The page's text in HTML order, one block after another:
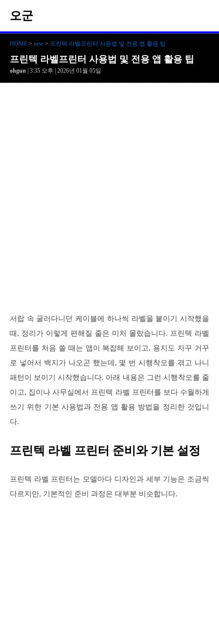
오군
HOME > new > 프린텍 라벨프린터 사용법 및 전용 앱 활용 팁
프린텍 라벨프린터 사용법 및 전용 앱 활용 팁
ohgun | 3:35 오후 | 2026년 01월 05일
서랍 속 굴러다니던 케이블에 하나씩 라벨을 붙이기 시작했을
때, 정리가 이렇게 편해질 줄은 미처 몰랐습니다. 프린텍 라벨
프린터를 처음 쓸 때는 앱이 복잡해 보이고, 용지도 자꾸 거꾸
로 넣어서 백지가 나오곤 했는데, 몇 번 시행착오를 겪고 나니
패턴이 보이기 시작했습니다. 아래 내용은 그런 시행착오를 줄
이고, 집이나 사무실에서 프린텍 라벨 프린터를 보다 수월하게
쓰기 위한 기본 사용법과 전용 앱 활용 방법을 정리한 것입니
다.
프린텍 라벨 프린터 준비와 기본 설정
프린텍 라벨 프린터는 모델마다 디자인과 세부 기능은 조금씩
다르지만, 기본적인 준비 과정은 대부분 비슷합니다.